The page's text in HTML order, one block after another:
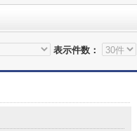
表示件数：